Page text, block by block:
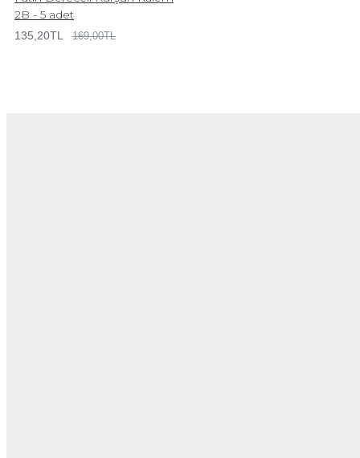
2B - 5 adet
135,20TL 169,00TL